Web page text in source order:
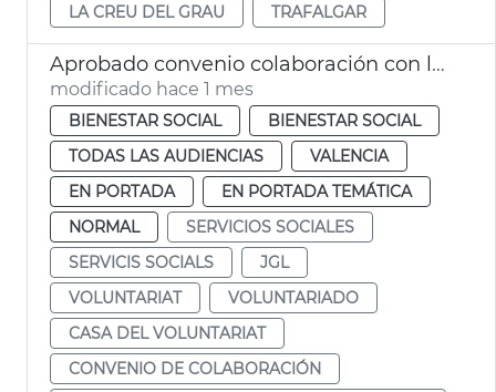
LA CREU DEL GRAU
TRAFALGAR
Aprobado convenio colaboración con la Plataforma del Voluntariado de la Comunidad Valenciana
modificado hace 1 mes
BIENESTAR SOCIAL
BIENESTAR SOCIAL
TODAS LAS AUDIENCIAS
VALENCIA
EN PORTADA
EN PORTADA TEMÁTICA
NORMAL
SERVICIOS SOCIALES
SERVICIS SOCIALS
JGL
VOLUNTARIAT
VOLUNTARIADO
CASA DEL VOLUNTARIAT
CONVENIO DE COLABORACIÓN